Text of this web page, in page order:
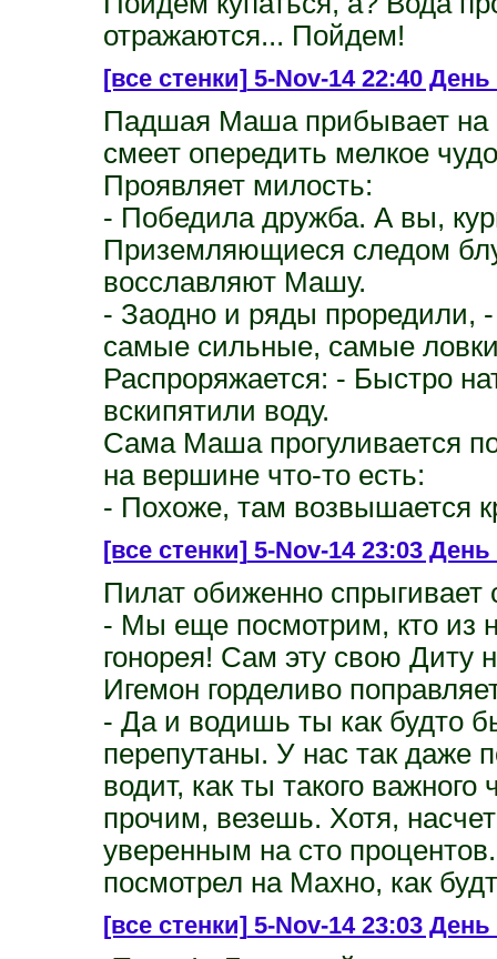
отражаются... Пойдем!
[все стенки]5-Nov-14 22:40 День
Падшая Маша прибывает на
смеет опередить мелкое
Проявляет милость:
- Победила дружба. А вы,
Приземляющиеся следом
восславляют Машу.
- Заодно и ряды проредили,
самые сильные, самые
Распроряжается: - Быстро
вскипятили воду.
Сама Маша прогуливается
на вершине что-то есть:
- Похоже, там возвышается
[все стенки]5-Nov-14 23:03
Пилат обиженно спрыгивает
- Мы еще посмотрим, кто из
гонорея! Сам эту свою Диту
Игемон горделиво
- Да и водишь ты как будто
перепутаны. У нас так даже
водит, как ты такого
прочим, везешь. Хотя,
уверенным на сто
посмотрел на Махно, как
[все стенки]5-Nov-14 23:03 День